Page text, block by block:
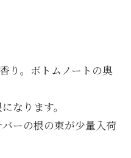
り。ボトムノートの奥
なります。
ーの根の束が少量入荷